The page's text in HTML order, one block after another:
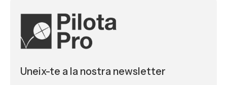
Uneix-te a la nostra newsletter